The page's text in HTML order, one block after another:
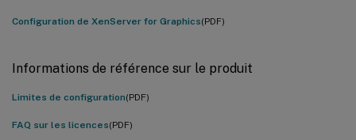
Configuration de XenServer for Graphics(PDF)
Informations de référence sur le produit
Limites de configuration(PDF)
FAQ sur les licences(PDF)